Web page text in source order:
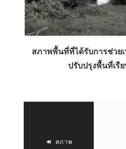
สภาพพื้นที่ที่ได้รับการช่วย
ปรับปรุงพื้นที่เรี
สภาพ